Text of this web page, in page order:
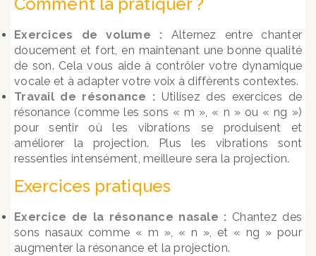
Exercices de volume : Alternez entre chanter
doucement et fort, en maintenant une bonne qualité
de son. Cela vous aide à contrôler votre dynamique
vocale et à adapter votre voix à différents contextes.
Travail de résonance : Utilisez des exercices de
résonance (comme les sons « m », « n » ou « ng »)
pour sentir où les vibrations se produisent et
améliorer la projection. Plus les vibrations sont
ressenties intensément, meilleure sera la projection.
Exercices pratiques
Exercice de la résonance nasale : Chantez des
sons nasaux comme « m », « n », et « ng » pour
augmenter la résonance et la projection.